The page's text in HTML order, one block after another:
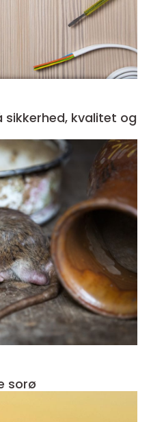
sikkerhed, kvalitet og
sorø